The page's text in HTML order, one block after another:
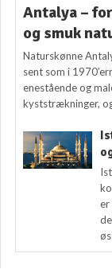
Antalya –
og smuk
Naturskønne
sent som i
enestående og
kyststrækninger,
er